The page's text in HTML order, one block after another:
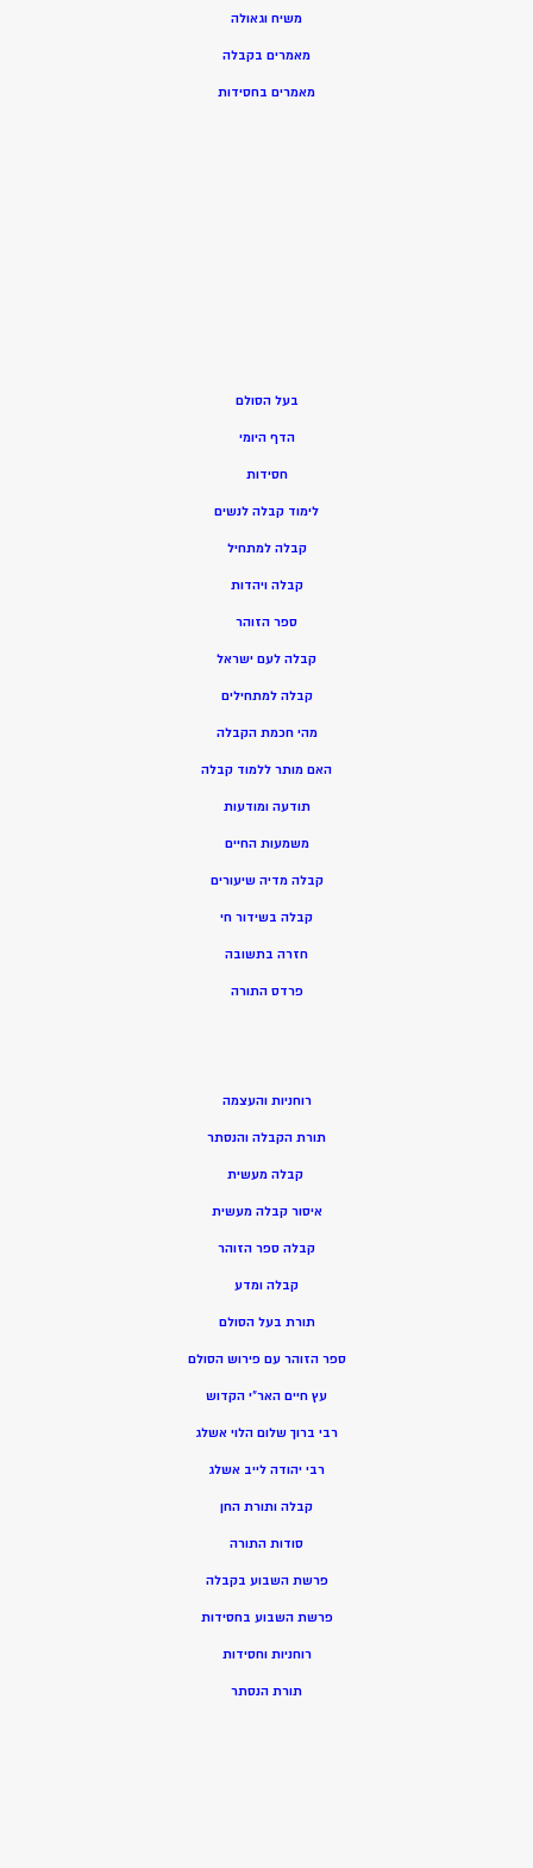
משיח וגאולה
מאמרים בקבלה
מאמרים בחסידות
בעל הסולם
הדף היומי
חסידות
לימוד קבלה לנשים
קבלה למתחיל
קבלה ויהדות
ספר הזוהר
קבלה לעם ישראל
קבלה למתחילים
מהי חכמת הקבלה
האם מותר ללמוד קבלה
תודעה ומודעות
משמעות החיים
קבלה מדיה שיעורים
קבלה בשידור חי
חזרה בתשובה
פרדס התורה
רוחניות והעצמה
תורת הקבלה והנסתר
קבלה מעשית
איסור קבלה מעשית
קבלה ספר הזוהר
קבלה ומדע
תורת בעל הסולם
ספר הזוהר עם פירוש הסולם
עץ חיים האר”י הקדוש
רבי ברוך שלום הלוי אשלג
רבי יהודה לייב אשלג
קבלה ותורת החן
סודות התורה
פרשת השבוע בקבלה
פרשת השבוע בחסידות
רוחניות וחסידות
תורת הנסתר